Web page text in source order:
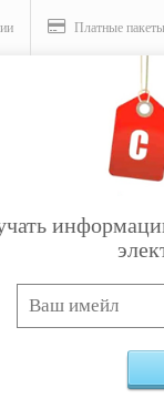
Платные пакеты
и Меркель